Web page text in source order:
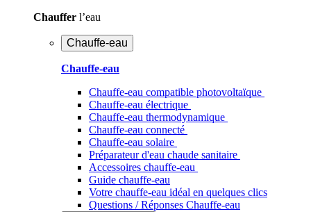
Chauffer l’eau
Chauffe-eau
Chauffe-eau
Chauffe-eau compatible photovoltaïque
Chauffe-eau électrique
Chauffe-eau thermodynamique
Chauffe-eau connecté
Chauffe-eau solaire
Préparateur d'eau chaude sanitaire
Accessoires chauffe-eau
Guide chauffe-eau
Votre chauffe-eau idéal en quelques clics
Questions / Réponses Chauffe-eau